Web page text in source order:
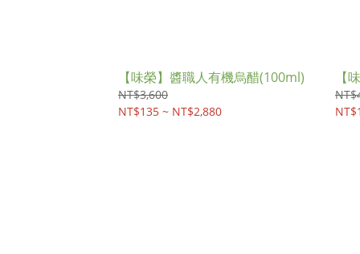
【味榮】醬職人有機烏醋(100ml)
NT$3,600
NT$135 ~ NT$2,880
【